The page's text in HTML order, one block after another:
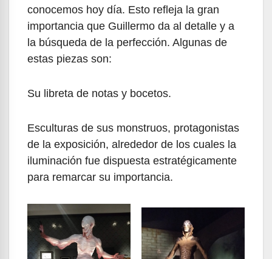
conocemos hoy día. Esto refleja la gran
importancia que Guillermo da al detalle y a
la búsqueda de la perfección. Algunas de
estas piezas son:
Su libreta de notas y bocetos.
Esculturas de sus monstruos, protagonistas
de la exposición, alrededor de los cuales la
iluminación fue dispuesta estratégicamente
para remarcar su importancia.